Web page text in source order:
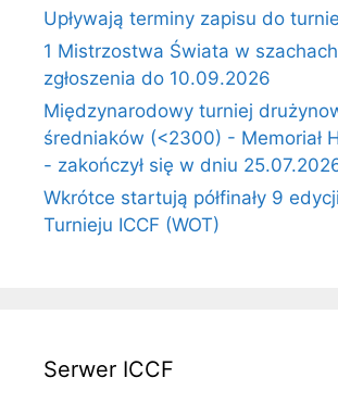
Upływają terminy zapisu do
1 Mistrzostwa Świata w
zgłoszenia do 10.09.2026
Międzynarodowy turniej
średniaków (<2300) - Memoriał
- zakończył się w dniu
Wkrótce startują półfinały 9
Turnieju ICCF (WOT)
Serwer ICCF